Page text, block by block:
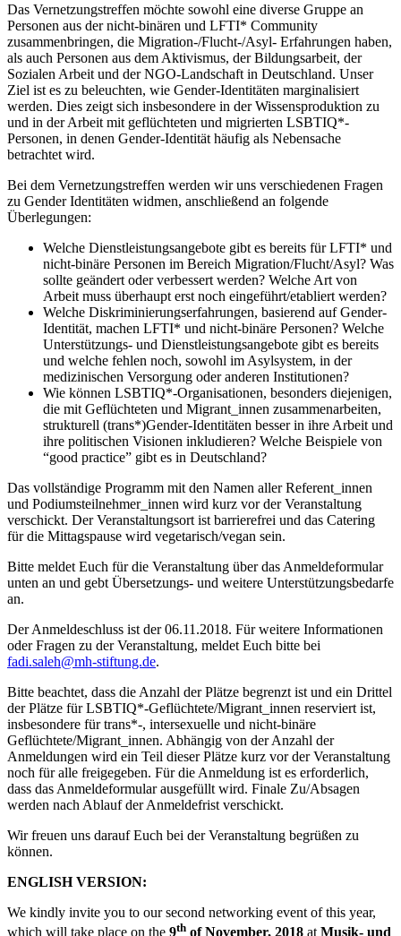
Das Vernetzungstreffen möchte sowohl eine diverse Gruppe an
Personen aus der nicht-binären und LFTI* Community
zusammenbringen, die Migration-/Flucht-/Asyl- Erfahrungen haben,
als auch Personen aus dem Aktivismus, der Bildungsarbeit, der
Sozialen Arbeit und der NGO-Landschaft in Deutschland. Unser
Ziel ist es zu beleuchten, wie Gender-Identitäten marginalisiert
werden. Dies zeigt sich insbesondere in der Wissensproduktion zu
und in der Arbeit mit geflüchteten und migrierten LSBTIQ*-
Personen, in denen Gender-Identität häufig als Nebensache
betrachtet wird.
Bei dem Vernetzungstreffen werden wir uns verschiedenen Fragen
zu Gender Identitäten widmen, anschließend an folgende
Überlegungen:
Welche Dienstleistungsangebote gibt es bereits für LFTI* und
nicht-binäre Personen im Bereich Migration/Flucht/Asyl? Was
sollte geändert oder verbessert werden? Welche Art von
Arbeit muss überhaupt erst noch eingeführt/etabliert werden?
Welche Diskriminierungserfahrungen, basierend auf Gender-
Identität, machen LFTI* und nicht-binäre Personen? Welche
Unterstützungs- und Dienstleistungsangebote gibt es bereits
und welche fehlen noch, sowohl im Asylsystem, in der
medizinischen Versorgung oder anderen Institutionen?
Wie können LSBTIQ*-Organisationen, besonders diejenigen,
die mit Geflüchteten und Migrant_innen zusammenarbeiten,
strukturell (trans*)Gender-Identitäten besser in ihre Arbeit und
ihre politischen Visionen inkludieren? Welche Beispiele von
“good practice” gibt es in Deutschland?
Das vollständige Programm mit den Namen aller Referent_innen
und Podiumsteilnehmer_innen wird kurz vor der Veranstaltung
verschickt. Der Veranstaltungsort ist barrierefrei und das Catering
für die Mittagspause wird vegetarisch/vegan sein.
Bitte meldet Euch für die Veranstaltung über das Anmeldeformular
unten an und gebt Übersetzungs- und weitere Unterstützungsbedarfe
an.
Der Anmeldeschluss ist der 06.11.2018. Für weitere Informationen
oder Fragen zu der Veranstaltung, meldet Euch bitte bei
fadi.saleh@mh-stiftung.de.
Bitte beachtet, dass die Anzahl der Plätze begrenzt ist und ein Drittel
der Plätze für LSBTIQ*-Geflüchtete/Migrant_innen reserviert ist,
insbesondere für trans*-, intersexuelle und nicht-binäre
Geflüchtete/Migrant_innen. Abhängig von der Anzahl der
Anmeldungen wird ein Teil dieser Plätze kurz vor der Veranstaltung
noch für alle freigegeben. Für die Anmeldung ist es erforderlich,
dass das Anmeldeformular ausgefüllt wird. Finale Zu/Absagen
werden nach Ablauf der Anmeldefrist verschickt.
Wir freuen uns darauf Euch bei der Veranstaltung begrüßen zu
können.
ENGLISH VERSION:
We kindly invite you to our second networking event of this year,
which will take place on the 9th of November, 2018 at Musik- und